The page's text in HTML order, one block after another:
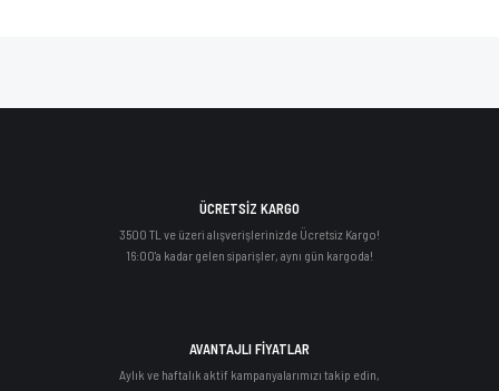
ÜCRETSİZ KARGO
3500 TL ve üzeri alışverişlerinizde Ücretsiz Kargo!
16:00'a kadar gelen siparişler, aynı gün kargoda!
AVANTAJLI FİYATLAR
Aylık ve haftalık aktif kampanyalarımızı takip edin,